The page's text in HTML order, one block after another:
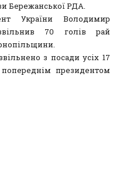
Бережанської РДА.
України Володимир
70 голів рай
з посади усіх 17
президентом